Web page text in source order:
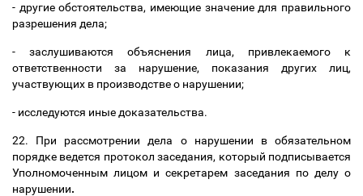
- другие обстоятельства, имеющие значение для правильного
разрешения дела;
- заслушиваются объяснения лица, привлекаемого к
ответственности за нарушение, показания других лиц,
участвующих в производстве о нарушении;
- исследуются иные доказательства.
22. При рассмотрении дела о нарушении в обязательном
порядке ведется протокол заседания, который подписывается
Уполномоченным лицом и секретарем заседания по делу о
нарушении.